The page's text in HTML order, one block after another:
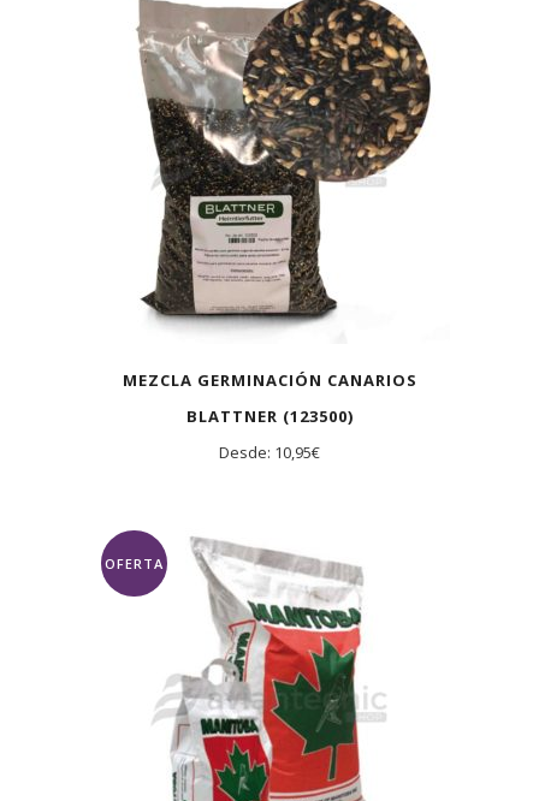
MEZCLA GERMINACIÓN CANARIOS
BLATTNER (123500)
Desde: 10,95€
OFERTA